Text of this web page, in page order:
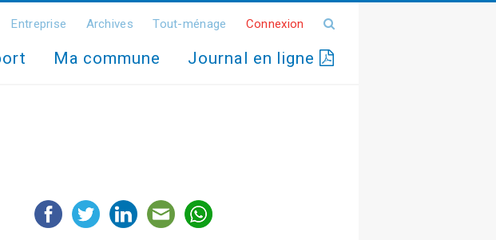
Entreprise Archives Tout-ménage Connexion
Ma commune Journal en ligne